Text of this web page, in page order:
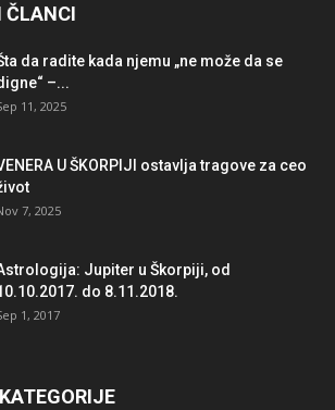
da radite kada njemu „ne može da se
–...
11, 2025
U ŠKORPIJI ostavlja tragove za ceo
7, 2025
Jupiter u Škorpiji, od
do 8.11.2018.
1, 2017